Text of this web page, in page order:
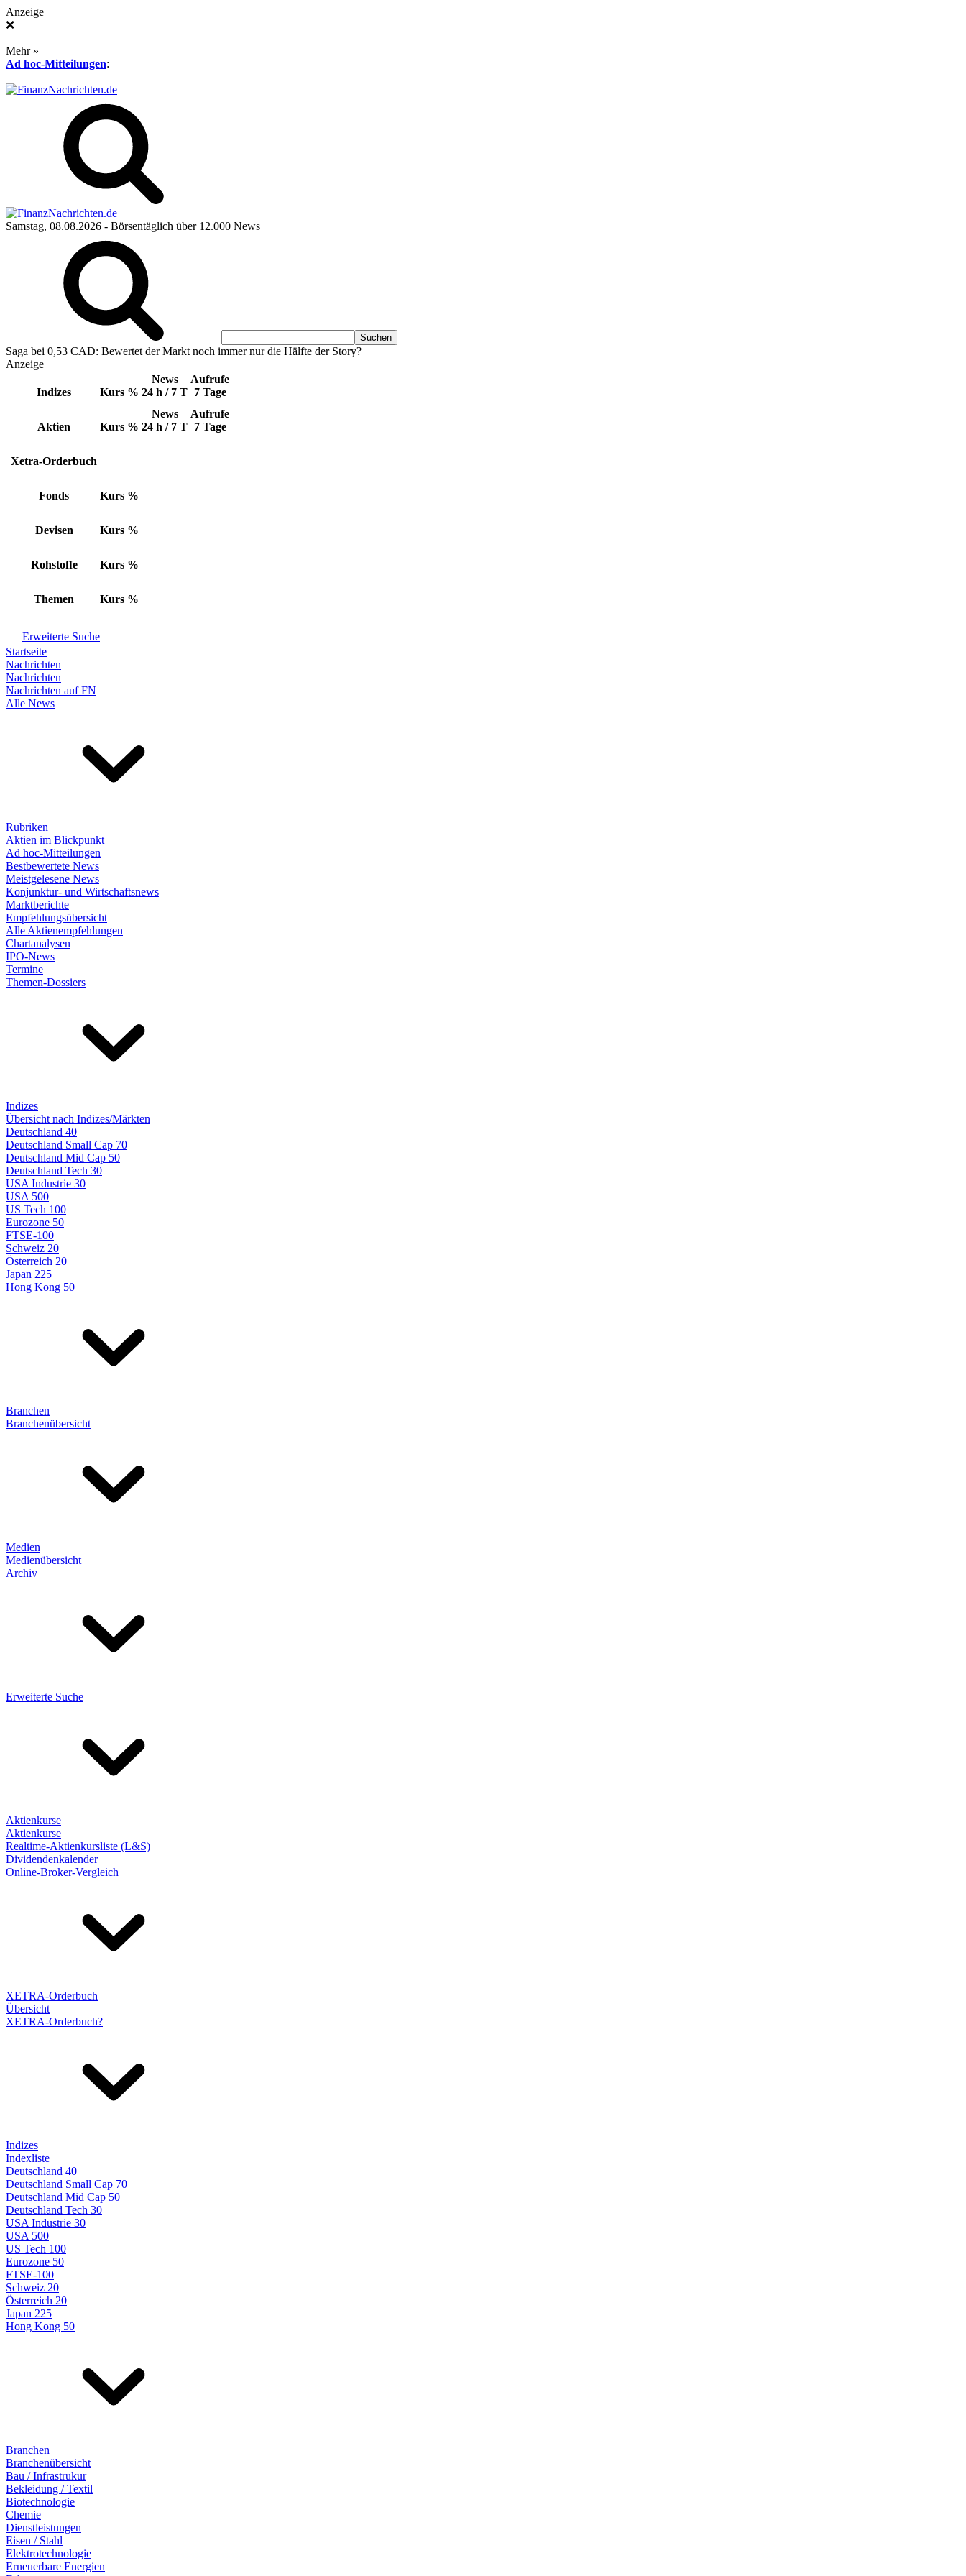
Anzeige
❌
Mehr »
Ad hoc-Mitteilungen:
Samstag, 08.08.2026 - Börsentäglich über 12.000 News
Saga bei 0,53 CAD: Bewertet der Markt noch immer nur die Hälfte der Story?
Anzeige
Indizes Kurs %
News
24 h / 7 T
Aufrufe
7 Tage
Aktien Kurs %
News
24 h / 7 T
Aufrufe
7 Tage
Xetra-Orderbuch
Fonds Kurs %
Devisen Kurs %
Rohstoffe Kurs %
Themen Kurs %
Erweiterte Suche
Startseite
Nachrichten
Nachrichten
Nachrichten auf FN
Alle News
Rubriken
Aktien im Blickpunkt
Ad hoc-Mitteilungen
Bestbewertete News
Meistgelesene News
Konjunktur- und Wirtschaftsnews
Marktberichte
Empfehlungsübersicht
Alle Aktienempfehlungen
Chartanalysen
IPO-News
Termine
Themen-Dossiers
Indizes
Übersicht nach Indizes/Märkten
Deutschland 40
Deutschland Small Cap 70
Deutschland Mid Cap 50
Deutschland Tech 30
USA Industrie 30
USA 500
US Tech 100
Eurozone 50
FTSE-100
Schweiz 20
Österreich 20
Japan 225
Hong Kong 50
Branchen
Branchenübersicht
Medien
Medienübersicht
Archiv
Erweiterte Suche
Aktienkurse
Aktienkurse
Realtime-Aktienkursliste (L&S)
Dividendenkalender
Online-Broker-Vergleich
XETRA-Orderbuch
Übersicht
XETRA-Orderbuch?
Indizes
Indexliste
Deutschland 40
Deutschland Small Cap 70
Deutschland Mid Cap 50
Deutschland Tech 30
USA Industrie 30
USA 500
US Tech 100
Eurozone 50
FTSE-100
Schweiz 20
Österreich 20
Japan 225
Hong Kong 50
Branchen
Branchenübersicht
Bau / Infrastrukur
Bekleidung / Textil
Biotechnologie
Chemie
Dienstleistungen
Eisen / Stahl
Elektrotechnologie
Erneuerbare Energien